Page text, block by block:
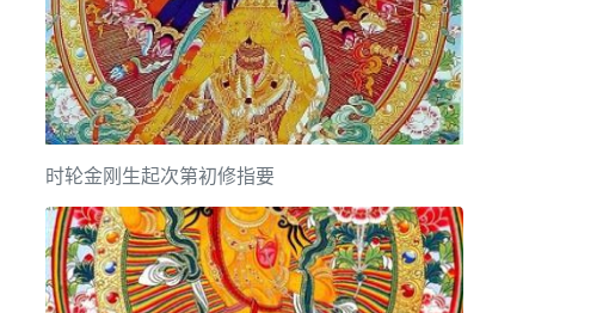
时轮金刚生起次第初修指要